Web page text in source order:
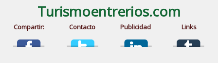
Turismoentrerios.com
Compartir: Contacto Publicidad Links